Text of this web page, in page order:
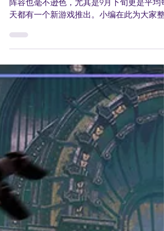
相比起8月份鼎盛的游戏阵容 ，9月份的游戏
天都有一个新游戏推出。小编在此为大家整
了10个比较重磅的游戏，话不多说马上进入
《Starfield》是 Bethesda...